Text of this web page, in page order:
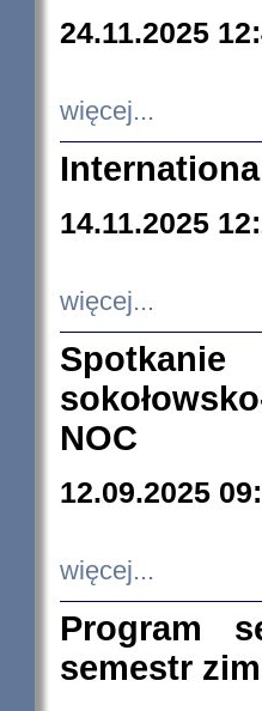
24.11.2025
więcej...
14.11.2025
więcej...
NOC
12.09.2025
więcej...
Program
semestr